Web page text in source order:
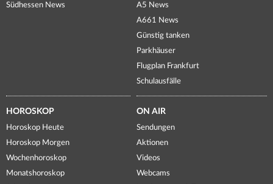
Südhessen News
A5 News
A661 News
Günstig tanken
Parkhäuser
Flugplan Frankfurt
Schulausfälle
HOROSKOP
Horoskop Heute
Horoskop Morgen
Wochenhoroskop
Monatshoroskop
ON AIR
Sendungen
Aktionen
Videos
Webcams